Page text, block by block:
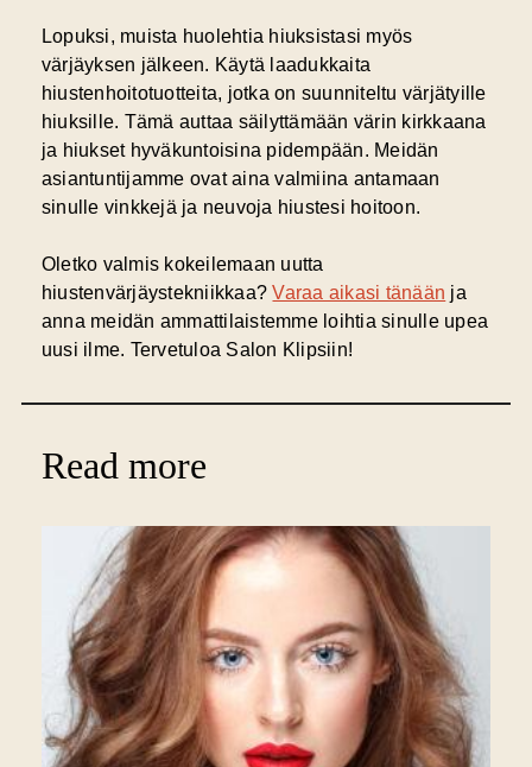
Lopuksi, muista huolehtia hiuksistasi myös
värjäyksen jälkeen. Käytä laadukkaita
hiustenhoitotuotteita, jotka on suunniteltu värjätyille
hiuksille. Tämä auttaa säilyttämään värin kirkkaana
ja hiukset hyväkuntoisina pidempään. Meidän
asiantuntijamme ovat aina valmiina antamaan
sinulle vinkkejä ja neuvoja hiustesi hoitoon.
Oletko valmis kokeilemaan uutta
hiustenvärjäystekniikkaa?Varaa aikasi tänään ja
anna meidän ammattilaistemme loihtia sinulle upea
uusi ilme. Tervetuloa Salon Klipsiin!
Read more